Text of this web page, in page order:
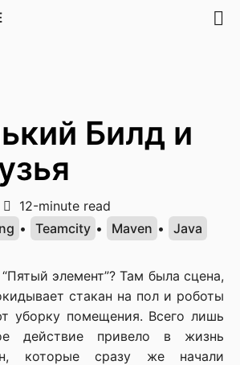
Билд и
12-minute read
• Teamcity • Maven • Java
элемент”? Там была сцена,
стакан на пол и роботы
уборку помещения. Всего лишь
действие привело в жизнь
которые сразу же начали